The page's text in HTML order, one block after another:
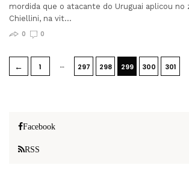
mordida que o atacante do Uruguai aplicou no
Chiellini, na vit…
0
0
← 1 … 297 298 299 300 301
Facebook
RSS